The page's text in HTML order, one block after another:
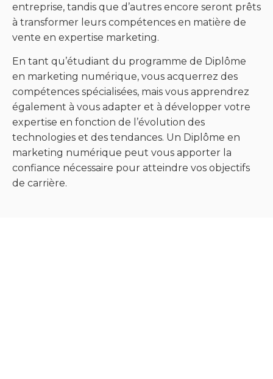
entreprise, tandis que d’autres encore seront prêts
à transformer leurs compétences en matière de
vente en expertise marketing.
En tant qu’étudiant du programme de Diplôme
en marketing numérique, vous acquerrez des
compétences spécialisées, mais vous apprendrez
également à vous adapter et à développer votre
expertise en fonction de l’évolution des
technologies et des tendances. Un Diplôme en
marketing numérique peut vous apporter la
confiance nécessaire pour atteindre vos objectifs
de carrière.